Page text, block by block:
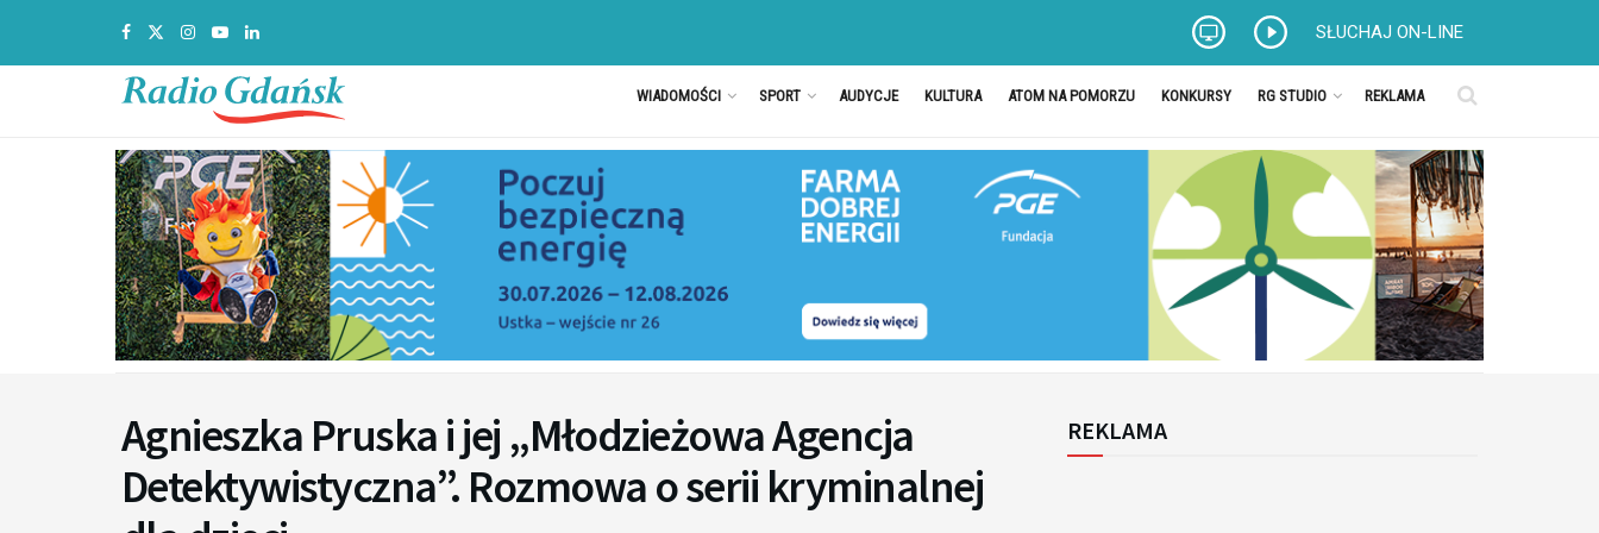
SŁUCHAJ ON-LINE
WIADOMOŚCI SPORT AUDYCJE KULTURA ATOM NA POMORZU KONKURSY RG STUDIO REKLAMA
Agnieszka Pruska i jej „Młodzieżowa Agencja
Detektywistyczna”. Rozmowa o serii kryminalnej
REKLAMA